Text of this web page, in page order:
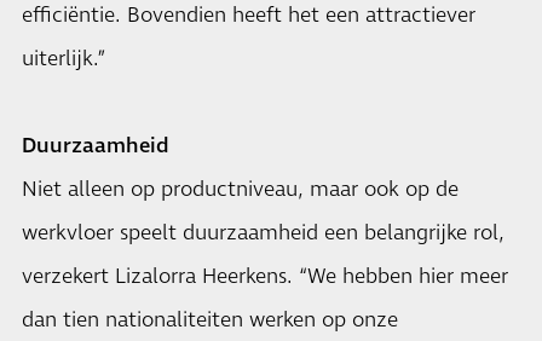
efficiëntie. Bovendien heeft het een attractiever
uiterlijk.”
Duurzaamheid
Niet alleen op productniveau, maar ook op de
werkvloer speelt duurzaamheid een belangrijke rol,
verzekert Lizalorra Heerkens. “We hebben hier meer
dan tien nationaliteiten werken op onze